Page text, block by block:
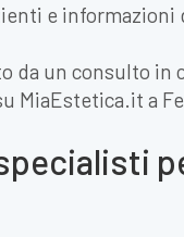
e
da un consulto
a